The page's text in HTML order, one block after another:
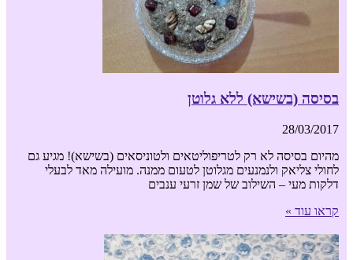
בסיסה (בשישא) ללא גלוטן
28/03/2017
מהיום בסיסה לא רק לטריפוליטאים ולטוניסאים (בשישא)! מגיע גם
לחולי צליאק ולנמנעים מגלוטן לטעום ממנה. מועילה מאד לבעלי
דלקות מעי – השילוב של שמן זרעי ענבים
קראו עוד »